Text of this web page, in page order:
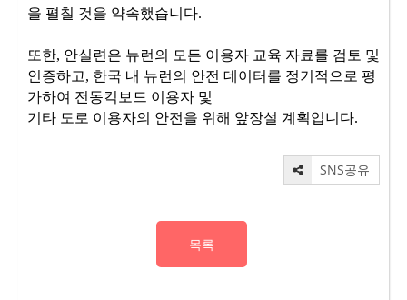
을 펼칠 것을 약속했습니다.
또한, 안실련은 뉴런의 모든 이용자 교육 자료를 검토 및
인증하고, 한국 내 뉴런의 안전 데이터를 정기적으로 평
가하여 전동킥보드 이용자 및
기타 도로 이용자의 안전을 위해 앞장설 계획입니다.
SNS공유
목록